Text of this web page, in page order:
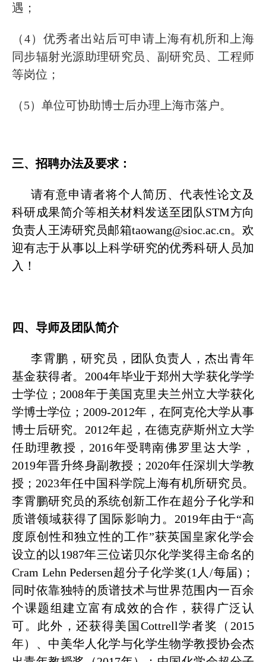
遇；
（4）优秀者出站后可申请上海有机所和上海
同步辐射光源助理研究员、副研究员、工程师
等岗位 ；
（5）单位可协助博士后办理上海市落户。
三、招聘办法及要求：
请有意申请者将个人简历、代表性论文及
科研成果简介等相关材料发送至团队STM方向
负责人王涛研究员邮箱taowang@sioc.ac.cn。欢
迎有志于从事以上科学研究的优秀科研人员加
入！
四、 导师及团队简介
李霄鹏，研究员，团队负责人，杰出青年
基金获得者。2004年毕业于郑州大学获化学学
士学位；2008年于美国克里夫兰州立大学获化
学博士学位；2009-2012年，在阿克伦大学从事
博士后研究。2012年起，在德克萨斯州立大学
任助理教授，2016年受聘南佛罗里达大学，
2019年晋升终身副教授；2020年任深圳大学教
授；2023年任中国科学院上海有机所研究员。
李霄鹏研究员的系统创新工作在超分子化学和
质谱领域获得了国际影响力。2019年由于“高
度原创性和独立性的工作”获英国皇家化学会
设立的以1987年三位诺贝尔化学奖得主命名的
Cram Lehn Pedersen超分子化学奖(1人/每届)；
同时依靠独特的质谱技术与世界范围内一百余
个课题组建立富有成效的合作，获得广泛认
可。此外，还获得美国Cottrell学者奖（2015
年）、中美华人化学与化学生物学教授协会杰